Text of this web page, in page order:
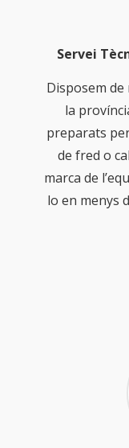
Servei
Disposem
la
preparats
de fred o
marca de
lo en menys